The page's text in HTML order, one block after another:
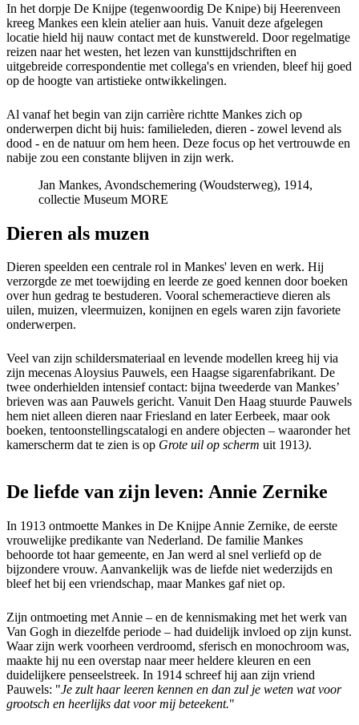
In het dorpje De Knijpe (tegenwoordig De Knipe) bij Heerenveen
kreeg Mankes een klein atelier aan huis. Vanuit deze afgelegen
locatie hield hij nauw contact met de kunstwereld. Door regelmatige
reizen naar het westen, het lezen van kunsttijdschriften en
uitgebreide correspondentie met collega's en vrienden, bleef hij goed
op de hoogte van artistieke ontwikkelingen.
Al vanaf het begin van zijn carrière richtte Mankes zich op
onderwerpen dicht bij huis: familieleden, dieren - zowel levend als
dood - en de natuur om hem heen. Deze focus op het vertrouwde en
nabije zou een constante blijven in zijn werk.
Jan Mankes, Avondschemering (Woudsterweg), 1914,
collectie Museum MORE
Dieren als muzen
Dieren speelden een centrale rol in Mankes' leven en werk. Hij
verzorgde ze met toewijding en leerde ze goed kennen door boeken
over hun gedrag te bestuderen. Vooral schemeractieve dieren als
uilen, muizen, vleermuizen, konijnen en egels waren zijn favoriete
onderwerpen.
Veel van zijn schildersmateriaal en levende modellen kreeg hij via
zijn mecenas Aloysius Pauwels, een Haagse sigarenfabrikant. De
twee onderhielden intensief contact: bijna tweederde van Mankes’
brieven was aan Pauwels gericht. Vanuit Den Haag stuurde Pauwels
hem niet alleen dieren naar Friesland en later Eerbeek, maar ook
boeken, tentoonstellingscatalogi en andere objecten – waaronder het
kamerscherm dat te zien is op Grote uil op scherm uit 1913).
De liefde van zijn leven: Annie Zernike
In 1913 ontmoette Mankes in De Knijpe Annie Zernike, de eerste
vrouwelijke predikante van Nederland. De familie Mankes
behoorde tot haar gemeente, en Jan werd al snel verliefd op de
bijzondere vrouw. Aanvankelijk was de liefde niet wederzijds en
bleef het bij een vriendschap, maar Mankes gaf niet op.
Zijn ontmoeting met Annie – en de kennismaking met het werk van
Van Gogh in diezelfde periode – had duidelijk invloed op zijn kunst.
Waar zijn werk voorheen verdroomd, sferisch en monochroom was,
maakte hij nu een overstap naar meer heldere kleuren en een
duidelijkere penseelstreek. In 1914 schreef hij aan zijn vriend
Pauwels: "Je zult haar leeren kennen en dan zul je weten wat voor
grootsch en heerlijks dat voor mij beteekent."